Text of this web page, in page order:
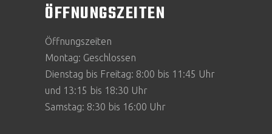
ÖFFNUNGSZEITEN
Öffnungszeiten
Montag: Geschlossen
Dienstag bis Freitag: 8:00 bis 11:45 Uhr
und 13:15 bis 18:30 Uhr
Samstag: 8:30 bis 16:00 Uhr